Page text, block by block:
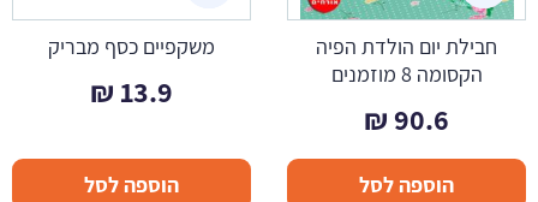
חבילת יום הולדת הפיה
הקסומה 8 מוזמנים
90.6
₪
הוספה לסל
משקפיים כסף מבריק
13.9
₪
הוספה לסל